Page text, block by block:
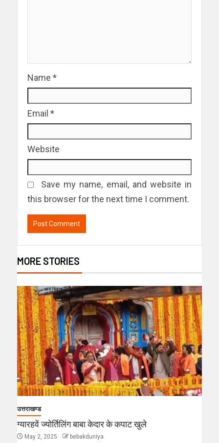
Name *
Email *
Website
Save my name, email, and website in
this browser for the next time I comment.
MORE STORIES
उत्तराखण्ड
ग्यारहवें ज्योर्तिलिंग बाबा केदार के कपाट खुले
May 2, 2025 bebakduniya